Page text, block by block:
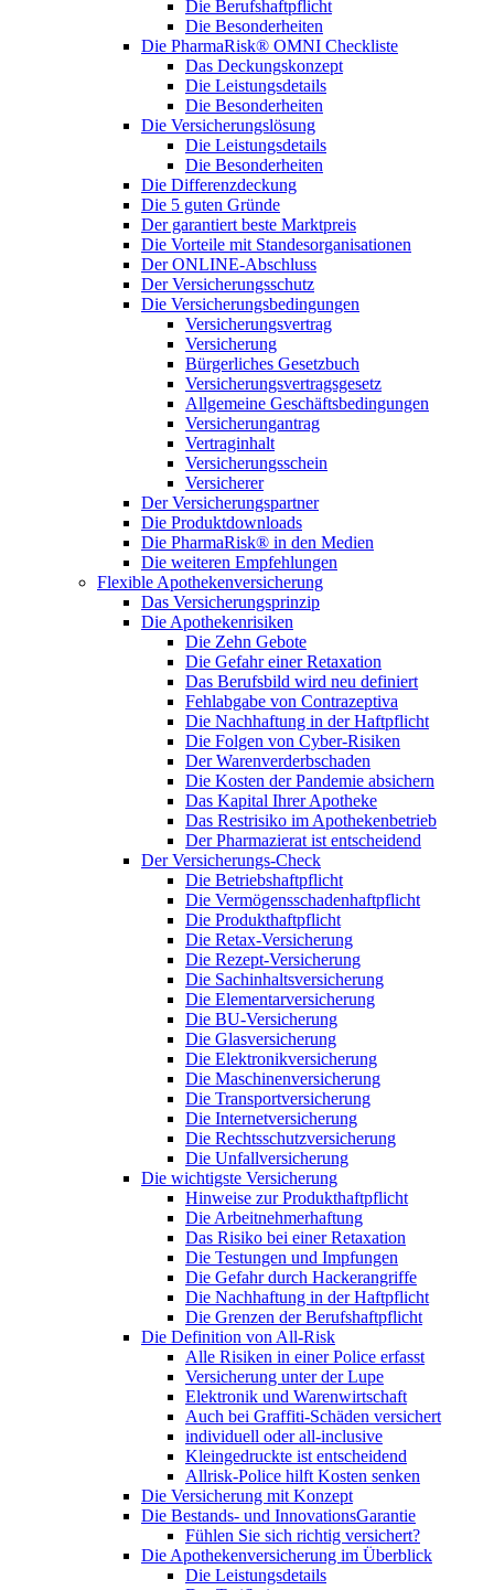
Die Berufshaftpflicht
Die Besonderheiten
Die PharmaRisk® OMNI Checkliste
Das Deckungskonzept
Die Leistungsdetails
Die Besonderheiten
Die Versicherungslösung
Die Leistungsdetails
Die Besonderheiten
Die Differenzdeckung
Die 5 guten Gründe
Der garantiert beste Marktpreis
Die Vorteile mit Standesorganisationen
Der ONLINE-Abschluss
Der Versicherungsschutz
Die Versicherungsbedingungen
Versicherungsvertrag
Versicherung
Bürgerliches Gesetzbuch
Versicherungsvertragsgesetz
Allgemeine Geschäftsbedingungen
Versicherungantrag
Vertraginhalt
Versicherungsschein
Versicherer
Der Versicherungspartner
Die Produktdownloads
Die PharmaRisk® in den Medien
Die weiteren Empfehlungen
Flexible Apothekenversicherung
Das Versicherungsprinzip
Die Apothekenrisiken
Die Zehn Gebote
Die Gefahr einer Retaxation
Das Berufsbild wird neu definiert
Fehlabgabe von Contrazeptiva
Die Nachhaftung in der Haftpflicht
Die Folgen von Cyber-Risiken
Der Warenverderbschaden
Die Kosten der Pandemie absichern
Das Kapital Ihrer Apotheke
Das Restrisiko im Apothekenbetrieb
Der Pharmazierat ist entscheidend
Der Versicherungs-Check
Die Betriebshaftpflicht
Die Vermögensschadenhaftpflicht
Die Produkthaftpflicht
Die Retax-Versicherung
Die Rezept-Versicherung
Die Sachinhaltsversicherung
Die Elementarversicherung
Die BU-Versicherung
Die Glasversicherung
Die Elektronikversicherung
Die Maschinenversicherung
Die Transportversicherung
Die Internetversicherung
Die Rechtsschutzversicherung
Die Unfallversicherung
Die wichtigste Versicherung
Hinweise zur Produkthaftpflicht
Die Arbeitnehmerhaftung
Das Risiko bei einer Retaxation
Die Testungen und Impfungen
Die Gefahr durch Hackerangriffe
Die Nachhaftung in der Haftpflicht
Die Grenzen der Berufshaftpflicht
Die Definition von All-Risk
Alle Risiken in einer Police erfasst
Versicherung unter der Lupe
Elektronik und Warenwirtschaft
Auch bei Graffiti-Schäden versichert
individuell oder all-inclusive
Kleingedruckte ist entscheidend
Allrisk-Police hilft Kosten senken
Die Versicherung mit Konzept
Die Bestands- und InnovationsGarantie
Fühlen Sie sich richtig versichert?
Die Apothekenversicherung im Überblick
Die Leistungsdetails